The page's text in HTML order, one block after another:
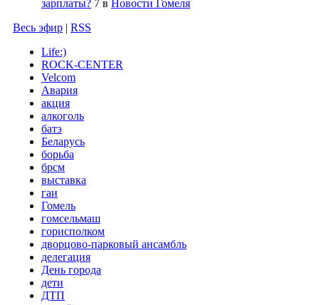
зарплаты? 7 в Новости Гомеля
Весь эфир | RSS
Life:)
ROCK-CENTER
Velcom
Авария
акция
алкоголь
батэ
Беларусь
борьба
брсм
выставка
гаи
Гомель
гомсельмаш
горисполком
дворцово-парковый ансамбль
делегация
День города
дети
ДТП